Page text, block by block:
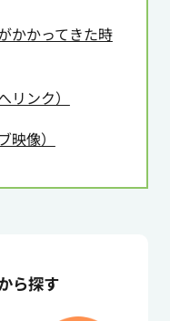
かかってきた時
ンク）
像）
ら探す